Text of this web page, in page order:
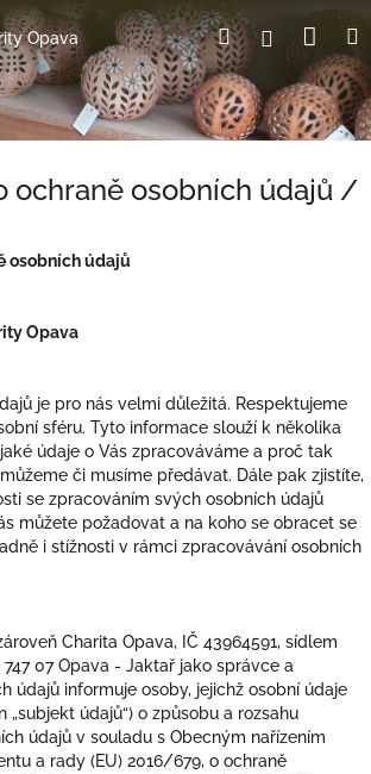
Opava HledatPřihlášení
ochraně osobních údajů /
osobních údajů
Opava
je pro nás velmi důležitá. Respektujeme
sféru. Tyto informace slouží k několika
údaje o Vás zpracováváme a proč tak
či musíme předávat. Dále pak zjistíte,
se zpracováním svých osobních údajů
můžete požadovat a na koho se obracet se
i stížnosti v rámci zpracovávání osobních
Charita Opava, IČ 43964591, sídlem
07 Opava - Jaktař jako správce a
údajů informuje osoby, jejichž osobní údaje
„subjekt údajů“) o způsobu a rozsahu
údajů v souladu s Obecným nařízením
a rady (EU) 2016/679, o ochraně